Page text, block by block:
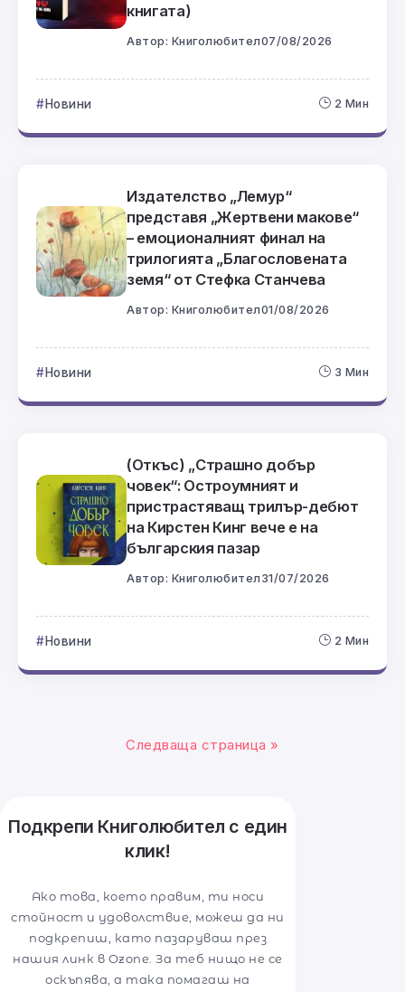
книгата)
Автор: Книголюбител07/08/2026
Новини 2 Мин
Издателство „Лемур“
представя „Жертвени макове“
– емоционалният финал на
трилогията „Благословената
земя“ от Стефка Станчева
Автор: Книголюбител01/08/2026
Новини 3 Мин
(Откъс) „Страшно добър
човек“: Остроумният и
пристрастяващ трилър-дебют
на Кирстен Кинг вече е на
българския пазар
Автор: Книголюбител 31/07/2026
Новини 2 Мин
Следваща страница »
Подкрепи Книголюбител с един
клик!
Ако това, което правим, ти носи
стойност и удоволствие, можеш да ни
подкрепиш, като пазаруваш през
нашия линк в Ozone. За теб нищо не се
оскъпява, а така помагаш на